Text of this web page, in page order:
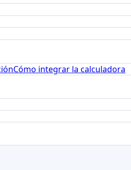
Cómo integrar la calculadora